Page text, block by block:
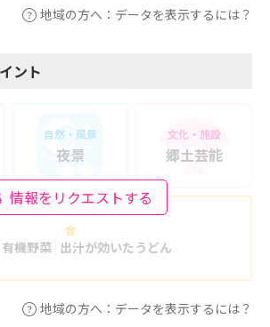
地域の方へ：データを表示するには？
ント
情報をリクエストする
自然・風景
夜景
文化・施設
郷土芸能
食
有機野菜 出汁が効いたうどん
地域の方へ：データを表示するには？